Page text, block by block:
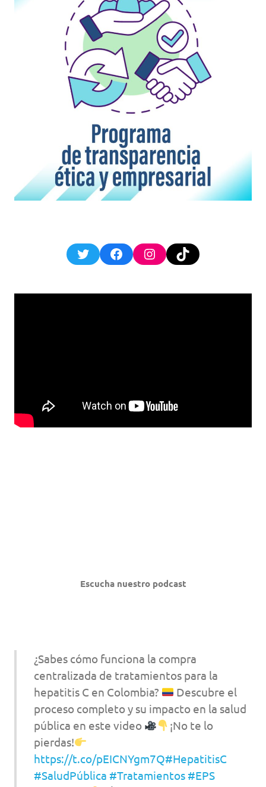
TwitterFacebookInstagram
TikTok
Escucha nuestro podcast
¿Sabes cómo funciona la compra
centralizada de tratamientos para la
hepatitis C en Colombia?
Descubre el
proceso completo y su impacto en la salud
pública en este video
¡No te lo
pierdas!
https://t.co/pEICNYgm7Q#HepatitisC
#SaludPública #Tratamientos #EPS